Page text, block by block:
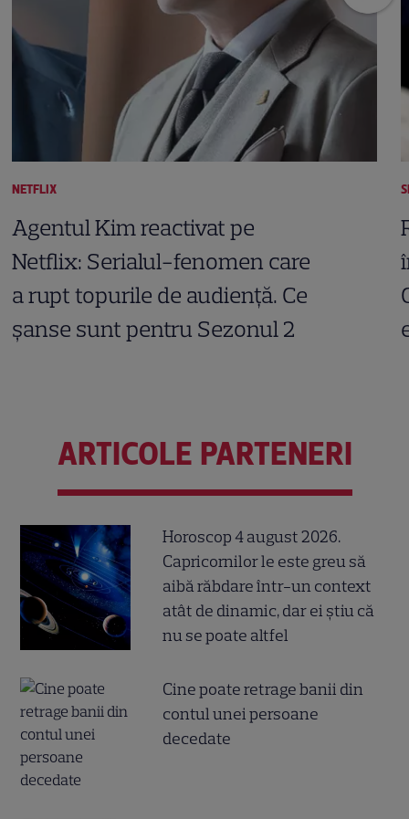
NETFLIX
Agentul Kim reactivat pe
Netflix: Serialul-fenomen care
a rupt topurile de audiență. Ce
șanse sunt pentru Sezonul 2
ARTICOLE PARTENERI
Horoscop 4 august 2026.
Capricornilor le este greu să
aibă răbdare într-un context
atât de dinamic, dar ei știu că
nu se poate altfel
Cine poate retrage banii din
contul unei persoane
decedate